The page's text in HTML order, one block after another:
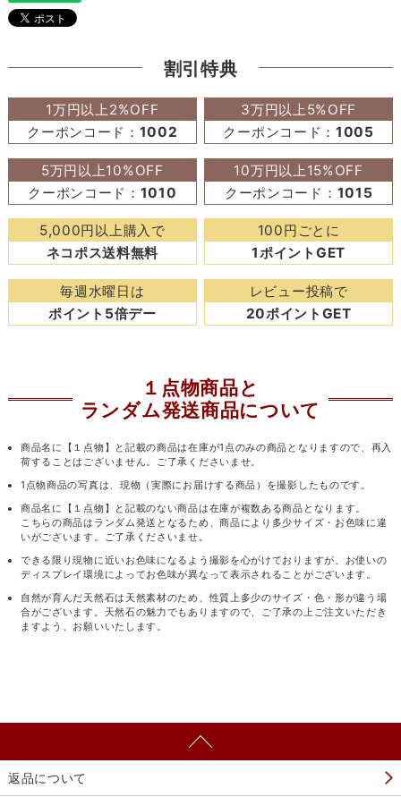
割引特典
1万円以上2%OFF
クーポンコード： 1002
3万円以上5%OFF
クーポンコード：1005
5万円以上10%OFF
クーポンコード： 1010
10万円以上15%OFF
クーポンコード： 1015
5,000円以上購入で
ネコポス送料無料
100円ごとに
1ポイントGET
毎週水曜日は
ポイント5倍デー
レビュー投稿で
20ポイントGET
１点物商品と
ランダム発送商品について
商品名に【１点物】と記載の商品は在庫が1点のみの商品となりますので、再入
荷することはございません。ご了承くださいませ。
1点物商品の写真は、現物（実際にお届けする商品）を撮影したものです。
商品名に【１点物】と記載のない商品は在庫が複数ある商品となります。
こちらの商品はランダム発送となるため、商品により多少サイズ・お色味に違
いがございます。ご了承くださいませ。
できる限り現物に近いお色味になるよう撮影を心がけておりますが、お使いの
ディスプレイ環境によってお色味が異なって表示されることがございます。
自然が育んだ天然石は天然素材のため、性質上多少のサイズ・色・形が違う場
合がございます。天然石の魅力でもありますので、ご了承の上ご注文いただき
ますよう、お願いいたします。
返品について